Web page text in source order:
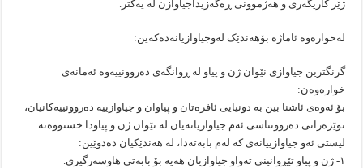
ژێر کاریگەری و هەژموونی ڕەگەزیداجیاوازن لە یەکتر.
لەخوارەوە ئاماژە بۆهەندێک لەوجیاوازیانەدەکەین:
گرنگترین جیاوازی نێوان ژن و پیاو لە ڕوانگەی دەروونییەوە ‌ئەمانەی
خوارەوەن:
بۆ ئەوەی ئاشنا بین بە دونیایی ئافرەتان و پیاوان و جیاوازییە دەروونییەکانیان،
توێژەرانی دەروونناسی ئەم جیاوازیانەیان لە نێوان ژن و پیاودا خستووەتە
لیستی ئەو جیاوازییانەی کە لەم بابەتەدا، لە هەندێکیان دەدوێین:
١- ژن و پیاو تێڕوانینی تەواو جیاوازیان هەیە بۆ بابەتی هاوسەرگیری.